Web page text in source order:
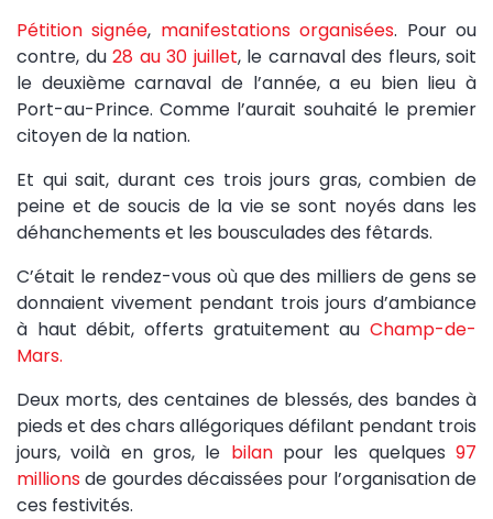
Pétition signée, manifestations organisées. Pour ou
contre, du 28 au 30 juillet, le carnaval des fleurs, soit
le deuxième carnaval de l’année, a eu bien lieu à
Port-au-Prince. Comme l’aurait souhaité le premier
citoyen de la nation.
Et qui sait, durant ces trois jours gras, combien de
peine et de soucis de la vie se sont noyés dans les
déhanchements et les bousculades des fêtards.
C’était le rendez-vous où que des milliers de gens se
donnaient vivement pendant trois jours d’ambiance
à haut débit, offerts gratuitement au Champ-de-
Mars.
Deux morts, des centaines de blessés, des bandes à
pieds et des chars allégoriques défilant pendant trois
jours, voilà en gros, le bilanpour les quelques97
millionsde gourdes décaissées pour l’organisation de
ces festivités.